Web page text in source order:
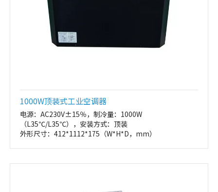
1000W顶装式工业空调器
电源：AC230V±15％，制冷量：1000W
（L35℃/L35℃），安装方式：顶装
外形尺寸：412*1112*175（W*H*D，mm）